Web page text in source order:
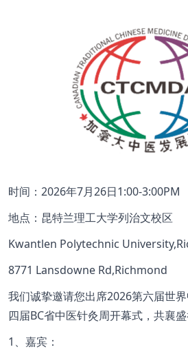
时间：2026年7月26日1:00-3:00PM
地点：昆特兰理工大学列治文校区
Kwantlen Polytechnic
8771 Lansdowne Rd,Richmond
我们诚挚邀请您出席2026第六届世
四届BC省中医针灸周开幕式，共襄盛
1、嘉宾：